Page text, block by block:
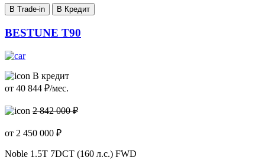
В Trade-in В Кредит
BESTUNE T90
В кредит
от 40 844 ₽/мес.
2 842 000 ₽
от 2 450 000 ₽
Noble 1.5T 7DCT (160 л.с.) FWD